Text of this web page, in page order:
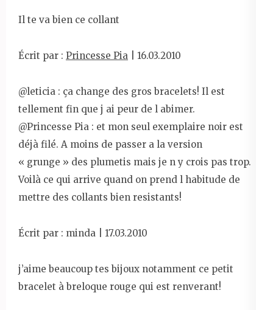
Il te va bien ce collant
Écrit par : Princesse Pia | 16.03.2010
@leticia : ça change des gros bracelets! Il est
tellement fin que j ai peur de l abimer.
@Princesse Pia : et mon seul exemplaire noir est
déjà filé. A moins de passer a la version
« grunge » des plumetis mais je n y crois pas trop.
Voilà ce qui arrive quand on prend l habitude de
mettre des collants bien resistants!
Écrit par : minda | 17.03.2010
j’aime beaucoup tes bijoux notamment ce petit
bracelet à breloque rouge qui est renverant!